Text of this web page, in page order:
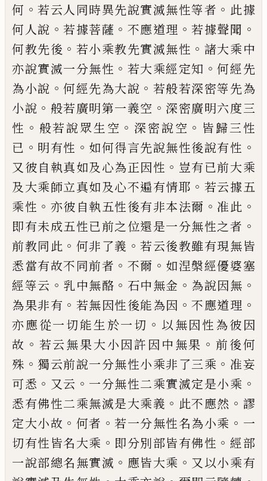
何 。若云人同時異先說實滅無性等者 。 此據
何人說 。若據菩薩 。 不應道理 。若據聲聞 。
何教先後 。 若小乘教先實滅無性 。 諸大乘中
亦說實滅一分無性 。 若大乘經定知 。何經先
為小說 。何經先為大說 。 若般若深密等先為
小說 。 般若廣明第一義空 。 深密廣明六度三
性 。 般若說眾生空 。 深密說空 。 皆歸三性
已 。 明有性 。 如何得言先說無性後說有性 。
又彼自執真如及 心為正因性 。 豈有已前大乘
及大乘師立真如及心不遍有情耶 。 若云據五
乘性 。 亦彼自執五性後有非本法爾 。 准此 。
即有未成五性已前之位還是一分無性之者 。
前教同此 。 何非了義 。若云後教雖有現無皆
悉當有故不同前者 。 不爾 。 如涅槃經優婆塞
經等云 。 乳中無酪 。 石中無金 。 為說因無 。
為果非有 。 若無因性後能為因 。不應道理 。
亦應從一切能生於一切 。 以無因性為彼因
故 。 若云無果大小因許因中無果 。 前後何
殊 。獨云前說一分無性小乘非了三乘 。 准妄
可悉 。 又云 。 一分無性二乘實滅定是小乘 。
悉有佛性二乘無滅是大乘義 。 此不應然 。 謬
定大小故 。 何者 。若一分無性名為小乘 。 一
切有性皆名大乘 。 即分別部皆有佛性 。 經部
一說部總名無實滅 。 應皆大乘 。 又以小乘有